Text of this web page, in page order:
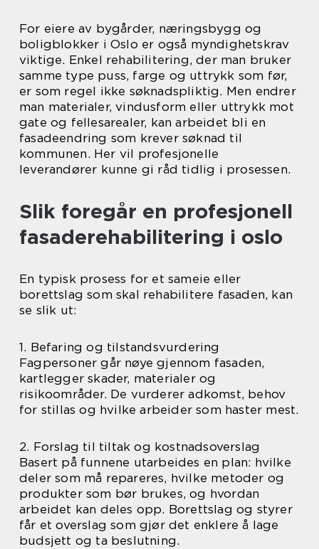
For eiere av bygårder, næringsbygg og
boligblokker i Oslo er også myndighetskrav
viktige. Enkel rehabilitering, der man bruker
samme type puss, farge og uttrykk som før,
er som regel ikke søknadspliktig. Men endrer
man materialer, vindusform eller uttrykk mot
gate og fellesarealer, kan arbeidet bli en
fasadeendring som krever søknad til
kommunen. Her vil profesjonelle
leverandører kunne gi råd tidlig i prosessen.
Slik foregår en profesjonell
fasaderehabilitering i oslo
En typisk prosess for et sameie eller
borettslag som skal rehabilitere fasaden, kan
se slik ut:
1. Befaring og tilstandsvurdering
Fagpersoner går nøye gjennom fasaden,
kartlegger skader, materialer og
risikoområder. De vurderer adkomst, behov
for stillas og hvilke arbeider som haster mest.
2. Forslag til tiltak og kostnadsoverslag
Basert på funnene utarbeides en plan: hvilke
deler som må repareres, hvilke metoder og
produkter som bør brukes, og hvordan
arbeidet kan deles opp. Borettslag og styrer
får et overslag som gjør det enklere å lage
budsjett og ta beslutning.